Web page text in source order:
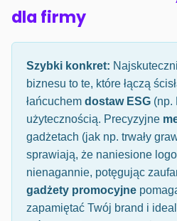
dla firmy
Szybki konkret:
biznesu to te, które łączą
łańcuchem dostaw ESG (np.
użytecznością. Precyzyjne
gadżetach (jak np. trwały
sprawiają, że naniesione
nienagannie, potęgując
gadżety promocyjne
zapamiętać Twój brand i